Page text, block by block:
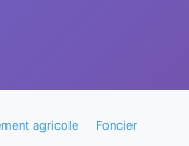
agricole
Foncier